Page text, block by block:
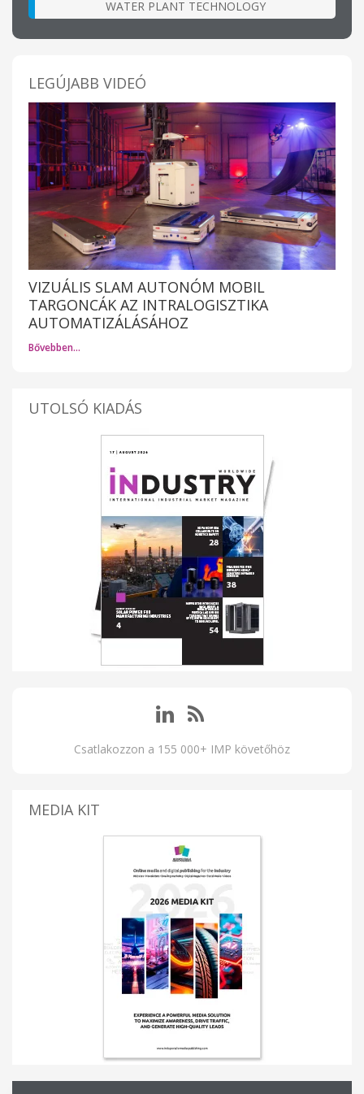
WATER PLANT TECHNOLOGY
LEGÚJABB VIDEÓ
VIZUÁLIS SLAM AUTONÓM MOBIL
TARGONCÁK AZ INTRALOGISZTIKA
AUTOMATIZÁLÁSÁHOZ
Bővebben…
UTOLSÓ KIADÁS
Csatlakozzon a 155 000+ IMP követőhöz
MEDIA KIT